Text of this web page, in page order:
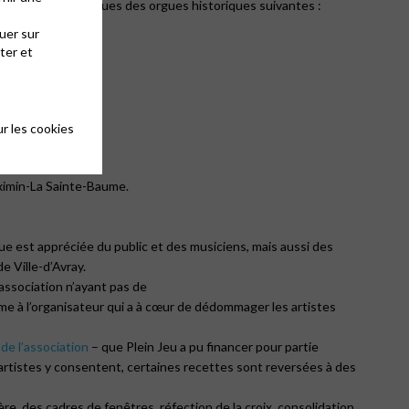
numériques des orgues historiques suivantes :
La Sainte-Baume.
est appréciée du public et des musiciens, mais aussi des
Ville-d’Avray.
n’ayant pas de
à l’organisateur qui a à cœur de dédommager les artistes
l’association – que Plein Jeu a pu financer pour partie
y consentent, certaines recettes sont reversées à des
sur
et
les cookies